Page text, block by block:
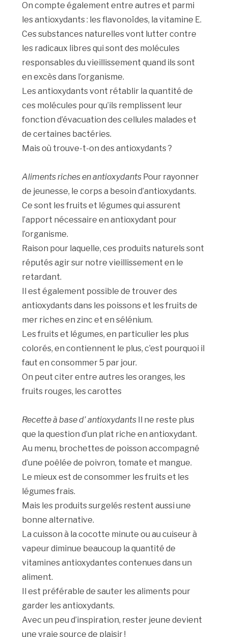
On compte également entre autres et parmi
les antioxydants : les flavonoïdes, la vitamine E.
Ces substances naturelles vont lutter contre
les radicaux libres qui sont des molécules
responsables du vieillissement quand ils sont
en excès dans l’organisme.
Les antioxydants vont rétablir la quantité de
ces molécules pour qu’ils remplissent leur
fonction d’évacuation des cellules malades et
de certaines bactéries.
Mais où trouve-t-on des antioxydants ?
Aliments riches en antioxydants Pour rayonner
de jeunesse, le corps a besoin d’antioxydants.
Ce sont les fruits et légumes qui assurent
l’apport nécessaire en antioxydant pour
l’organisme.
Raison pour laquelle, ces produits naturels sont
réputés agir sur notre vieillissement en le
retardant.
Il est également possible de trouver des
antioxydants dans les poissons et les fruits de
mer riches en zinc et en sélénium.
Les fruits et légumes, en particulier les plus
colorés, en contiennent le plus, c’est pourquoi il
faut en consommer 5 par jour.
On peut citer entre autres les oranges, les
fruits rouges, les carottes
Recette à base d’ antioxydants Il ne reste plus
que la question d’un plat riche en antioxydant.
Au menu, brochettes de poisson accompagné
d’une poêlée de poivron, tomate et mangue.
Le mieux est de consommer les fruits et les
légumes frais.
Mais les produits surgelés restent aussi une
bonne alternative.
La cuisson à la cocotte minute ou au cuiseur à
vapeur diminue beaucoup la quantité de
vitamines antioxydantes contenues dans un
aliment.
Il est préférable de sauter les aliments pour
garder les antioxydants.
Avec un peu d’inspiration, rester jeune devient
une vraie source de plaisir !